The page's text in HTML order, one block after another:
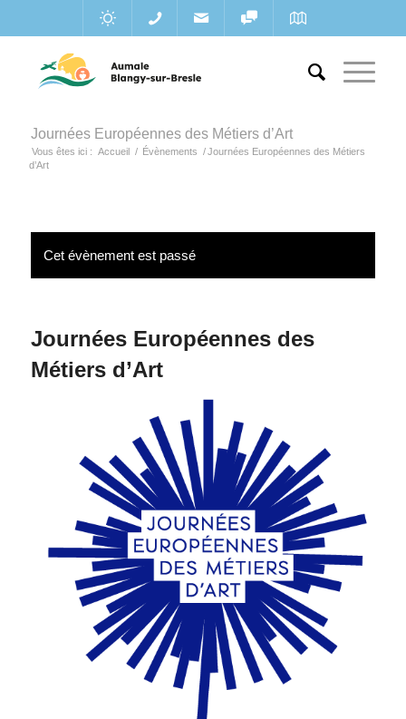
Journées Européennes des Métiers d’Art
Vous êtes ici : Accueil / Évènements / Journées Européennes des Métiers
d’Art
Cet évènement est passé
Journées Européennes des
Métiers d’Art